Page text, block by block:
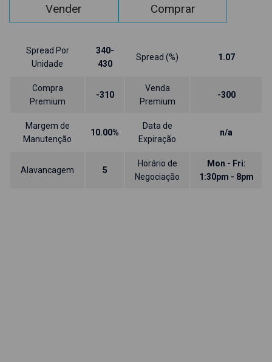
Vender Comprar
Spread Por
Unidade
340-
430
Spread (%) 1.07
Compra
Premium
-310
Venda
Premium
-300
Margem de
Manutenção
10.00%
Data de
Expiração
n/a
Alavancagem 5
Horário de
Negociação
Mon - Fri:
1:30pm - 8pm